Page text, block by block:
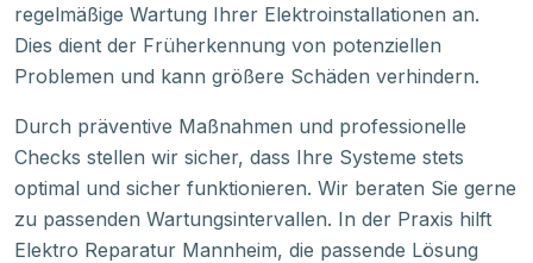
regelmäßige Wartung Ihrer Elektroinstallationen an.
Dies dient der Früherkennung von potenziellen
Problemen und kann größere Schäden verhindern.
Durch präventive Maßnahmen und professionelle
Checks stellen wir sicher, dass Ihre Systeme stets
optimal und sicher funktionieren. Wir beraten Sie gerne
zu passenden Wartungsintervallen. In der Praxis hilft
Elektro Reparatur Mannheim, die passende Lösung